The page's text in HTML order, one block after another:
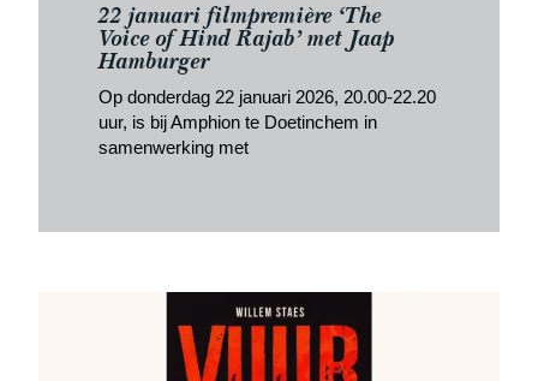
22 januari filmpremière ‘The
Voice of Hind Rajab’ met Jaap
Hamburger
Op donderdag 22 januari 2026, 20.00-22.20
uur, is bij Amphion te Doetinchem in
samenwerking met